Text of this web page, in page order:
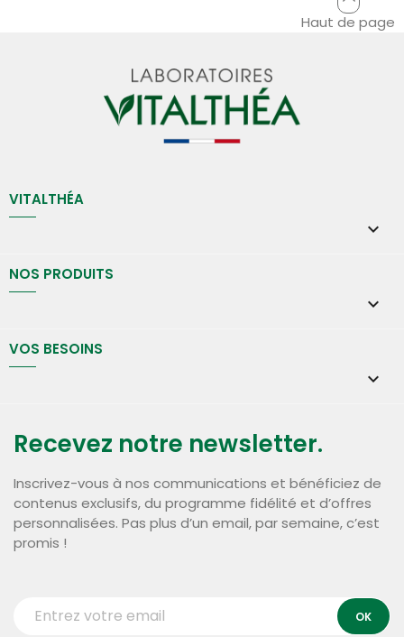
Haut de page
VITALTHÉA

NOS PRODUITS

VOS BESOINS

Recevez notre newsletter.
Inscrivez-vous à nos communications et bénéficiez de
contenus exclusifs, du programme fidélité et d’offres
personnalisées. Pas plus d’un email, par semaine, c’est
promis !